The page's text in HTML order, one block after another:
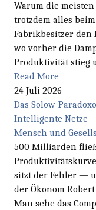
Warum die
trotzdem alles
Fabrikbesitzer den
wo vorher die
Produktivität stieg
Read More
24 Juli 2026
Das Solow-
Intelligente Netze
Mensch und
500 Milliarden
sitzt der Fehler —
der Ökonom
Man sehe das